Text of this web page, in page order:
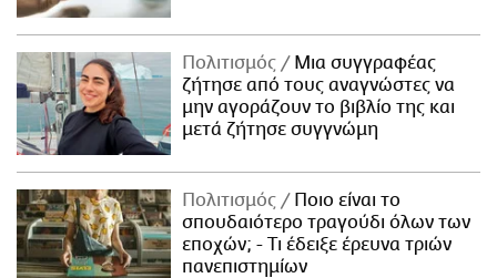
Πολιτισμός
Μια συγγραφέας
ζήτησε από τους αναγνώστες να
μην αγοράζουν το βιβλίο της και
μετά ζήτησε συγγνώμη
Πολιτισμός
Ποιο είναι το
σπουδαιότερο τραγούδι όλων των
εποχών; - Τι έδειξε έρευνα τριών
πανεπιστημίων